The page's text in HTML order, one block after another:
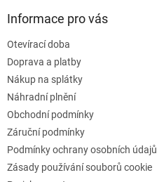
p
i
Informace pro vás
Otevírací doba
Doprava a platby
Nákup na splátky
Náhradní plnění
Obchodní podmínky
Záruční podmínky
Podmínky ochrany osobních údajů
Zásady používání souborů cookie